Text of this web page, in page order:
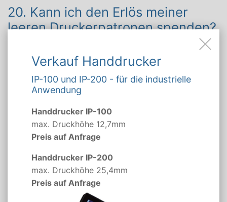
20. Kann ich den Erlös meiner
leeren Druckerpatronen spenden?
, Sie haben die Möglichkeit, den Erlös Ihrer leeren
Druckerpatronen zu spenden. Cartridge-Space bietet
Gegenwert des verwertbaren Leerguts direkt an die
EKK Jena weitergeleitet wird.
21. An welche Organisationen
gehen die Spenden?
Die Spenden gehen an dieElterninitiative für
krebskranke Kinder Jena e.V.mit der wir seit 2007
zusammenarbeiten. Genaue Informationen zu aktuell
Verkauf Handdrucker
IP-100 und IP-200 - für die industrielle
Anwendung
Handdrucker IP-100
max. Druckhöhe 12,7mm
Preis auf Anfrage
Handdrucker IP-200
max. Druckhöhe 25,4mm
Preis auf Anfrage